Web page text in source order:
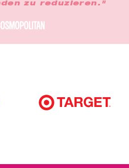
zu reduzieren."